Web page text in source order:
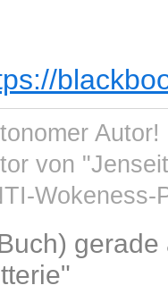
von
Wokeness-
gerade